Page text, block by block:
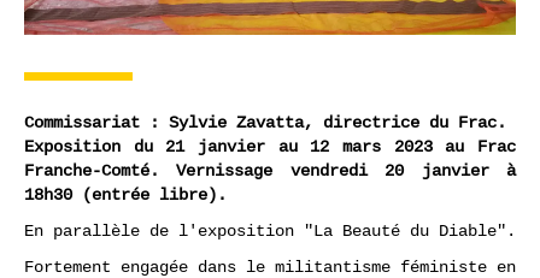
Commissariat : Sylvie Zavatta, directrice du Frac.
Exposition du 21 janvier au 12 mars 2023 au Frac
Franche-Comté. Vernissage vendredi 20 janvier à
18h30 (entrée libre).
En parallèle de l'exposition "La Beauté du Diable".
Fortement engagée dans le militantisme féministe en